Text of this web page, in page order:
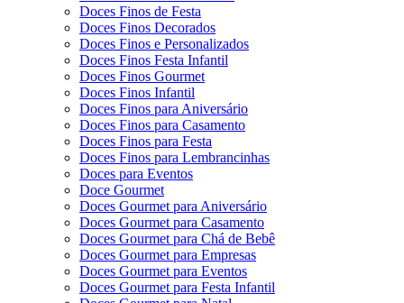
Doces Finos de Festa
Doces Finos Decorados
Doces Finos e Personalizados
Doces Finos Festa Infantil
Doces Finos Gourmet
Doces Finos Infantil
Doces Finos para Aniversário
Doces Finos para Casamento
Doces Finos para Festa
Doces Finos para Lembrancinhas
Doces para Eventos
Doce Gourmet
Doces Gourmet para Aniversário
Doces Gourmet para Casamento
Doces Gourmet para Chá de Bebê
Doces Gourmet para Empresas
Doces Gourmet para Eventos
Doces Gourmet para Festa Infantil